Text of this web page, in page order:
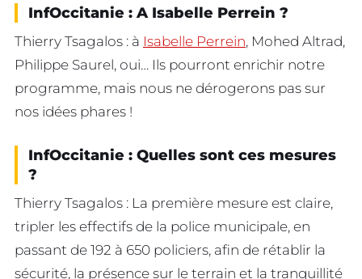
InfOccitanie : A Isabelle Perrein ?
Thierry Tsagalos : à Isabelle Perrein, Mohed Altrad,
Philippe Saurel, oui… Ils pourront enrichir notre
programme, mais nous ne dérogerons pas sur
nos idées phares !
InfOccitanie : Quelles sont ces mesures
?
Thierry Tsagalos : La première mesure est claire,
tripler les effectifs de la police municipale, en
passant de 192 à 650 policiers, afin de rétablir la
sécurité, la présence sur le terrain et la tranquillité